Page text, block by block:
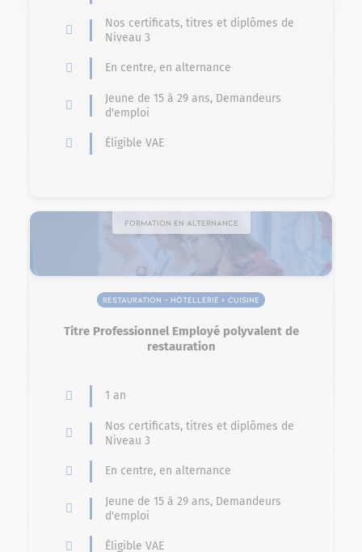
Nos certificats, titres et diplômes de
Niveau 3
En centre, en alternance
Jeune de 15 à 29 ans, Demandeurs
d'emploi
Éligible VAE
Formation en alternance
Restauration – Hôtellerie > Cuisine
Titre Professionnel Employé polyvalent de
restauration
1 an
Nos certificats, titres et diplômes de
Niveau 3
En centre, en alternance
Jeune de 15 à 29 ans, Demandeurs
d'emploi
Éligible VAE